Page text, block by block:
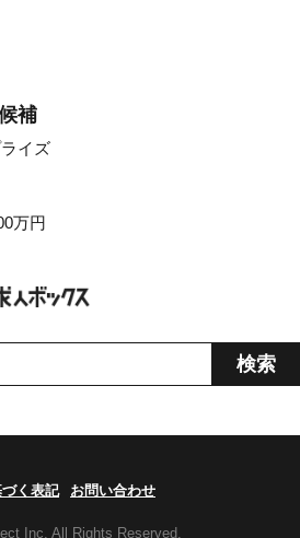
補
イズ
万円
く表記 お問い合わせ
Inc. All Rights Reserved.